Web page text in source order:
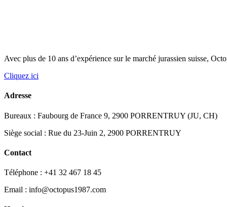
Avec plus de 10 ans d’expérience sur le marché jurassien suisse,
Cliquez ici
Adresse
Bureaux : Faubourg de France 9, 2900 PORRENTRUY (JU, CH)
Siège social : Rue du 23-Juin 2, 2900 PORRENTRUY
Contact
Téléphone : +41 32 467 18 45
Email : info@octopus1987.com